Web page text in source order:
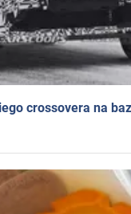
crossovera na